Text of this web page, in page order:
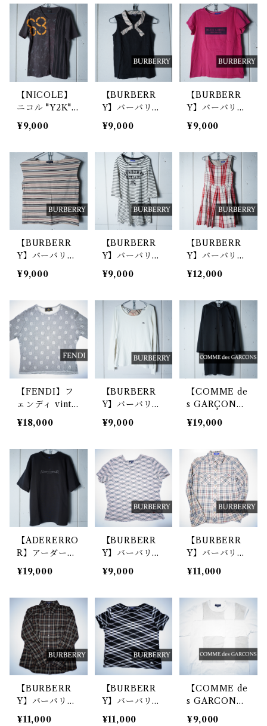
ウス
pink
【NICOLE】
ニコル "Y2K"
ナンバリングプ
リント バーテ
ングデザインT
シャツ gray
¥9,000
【BURBERR
Y】バーバリー
ノヴァチェック
リボンノースリ
black
¥9,000
【BURBERR
Y】バーバリー
ボックスロゴプ
リント ショー
ャツ berry pin
¥9,000
【BURBERR
Y】バーバリー
マルチボーダー
ノースリーブカ
¥9,000
【BURBERR
Y】バーバリー
ロゴプリントボ
ーダーワンピー
¥9,000
【BURBERR
Y】バーバリー
ホースロゴ刺繍
ノースリーブチ
スred&white
¥12,000
【FENDI】フ
ェンディ vinta
ge ズッカ柄SS
ニットソー gre
¥18,000
【BURBERR
Y】バーバリー
ホースロゴ刺繍
ロングスリーブ
¥9,000
【COMME de
s GARÇON
S】コムデギャ
ルソンブラック
ングパーカー b
lack
¥19,000
【ADERERRO
R】アーダーエ
ラー 未使用品
ロゴ刺繍Tシャ
¥19,000
【BURBERR
Y】バーバリー
ヴァチェックT
¥9,000
【BURBERR
Y】バーバリー
BLUE LABEL
00’s ノヴァチ
eige
¥11,000
【BURBERR
Y】バーバリー
LONDON ノ
¥11,000
【BURBERR
Y】バーバリー
BLUE LABEL
¥11,000
【COMME de
s GARCON
S】コムデギャ
¥9,000